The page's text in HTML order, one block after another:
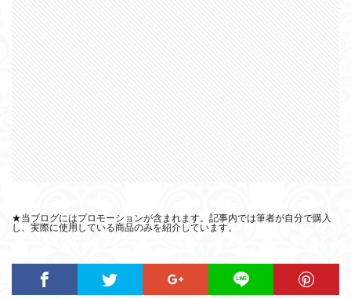
★当ブログにはプロモーションが含まれます。記事内では筆者が自分で購入
し、実際に使用している商品のみを紹介しています。